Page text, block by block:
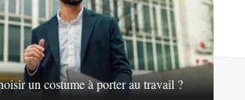
un costume à porter au travail ?
Mentions légales Sitemap